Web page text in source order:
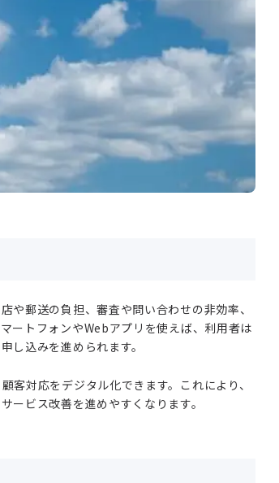
や郵送の負担、審査や問い合わせの非効率、
ートフォンやWebアプリを使えば、利用者は
し込みを進められます。
客対応をデジタル化できます。これにより、
ービス改善を進めやすくなります。